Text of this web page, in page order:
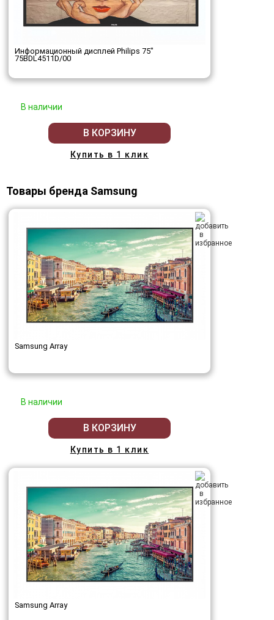
Информационный дисплей Philips 75"
75BDL4511D/00
В наличии
В КОРЗИНУ
Купить в 1 клик
Товары бренда Samsung
Samsung Array
В наличии
В КОРЗИНУ
Купить в 1 клик
Samsung Array